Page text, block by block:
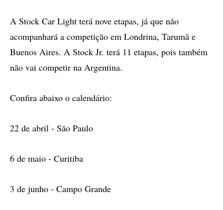
A Stock Car Light terá nove etapas, já que não
acompanhará a competição em Londrina, Tarumã e
Buenos Aires. A Stock Jr. terá 11 etapas, pois também
não vai competir na Argentina.
Confira abaixo o calendário:
22 de abril - São Paulo
6 de maio - Curitiba
3 de junho - Campo Grande